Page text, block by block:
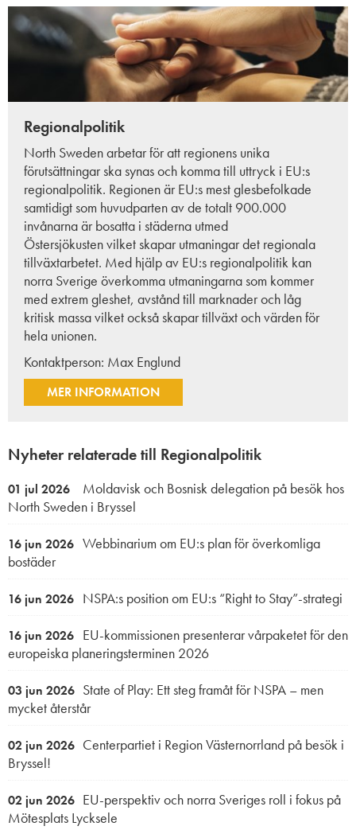
Regionalpolitik
North Sweden arbetar för att regionens unika
förutsättningar ska synas och komma till uttryck i EU:s
regionalpolitik. Regionen är EU:s mest glesbefolkade
samtidigt som huvudparten av de totalt 900.000
invånarna är bosatta i städerna utmed
Östersjökustenvilket skapar utmaningar det regionala
tillväxtarbetet. Med hjälp av EU:s regionalpolitik kan
norra Sverige överkomma utmaningarna som kommer
med extrem gleshet, avstånd till marknader och låg
kritisk massa vilket också skapar tillväxt och värden för
hela unionen.
Kontaktperson: Max Englund
MER INFORMATION
Nyheter relaterade till Regionalpolitik
01 jul 2026
Moldavisk och Bosnisk delegation på besök hos
North Sweden i Bryssel
16 jun 2026 Webbinarium om EU:s plan för överkomliga
bostäder
16 jun 2026 NSPA:s position om EU:s “Right to Stay”-strategi
16 jun 2026 EU-kommissionen presenterar vårpaketet för den
europeiska planeringsterminen 2026
03 jun 2026 State of Play: Ett steg framåt för NSPA – men
mycket återstår
02 jun 2026 Centerpartiet i Region Västernorrland på besök i
Bryssel!
02 jun 2026 EU-perspektiv och norra Sveriges roll i fokus på
Mötesplats Lycksele